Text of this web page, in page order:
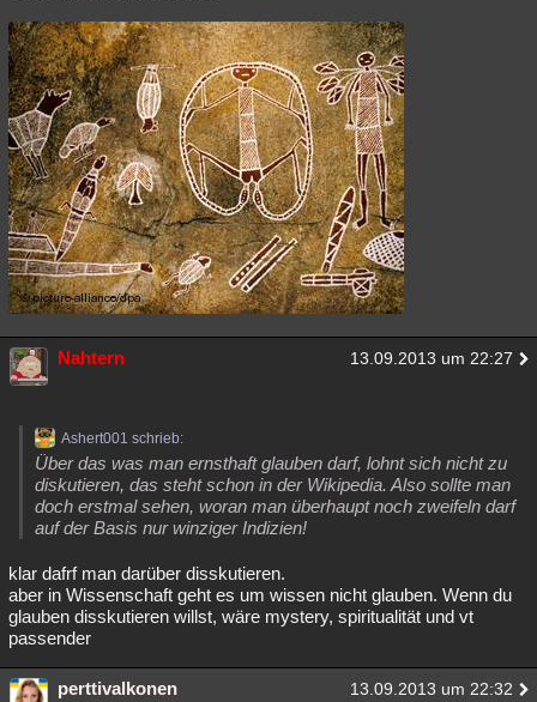
Nahtern 13.09.2013 um 22:27
Ashert001 schrieb:
Über das was man ernsthaft glauben darf, lohnt sich nicht zu
diskutieren, das steht schon in der Wikipedia. Also sollte man
doch erstmal sehen, woran man überhaupt noch zweifeln darf
auf der Basis nur winziger Indizien!
klar dafrf man darüber disskutieren.
aber in Wissenschaft geht es um wissen nicht glauben. Wenn du
glauben disskutieren willst, wäre mystery, spiritualität und vt
passender
perttivalkonen 13.09.2013 um 22:32